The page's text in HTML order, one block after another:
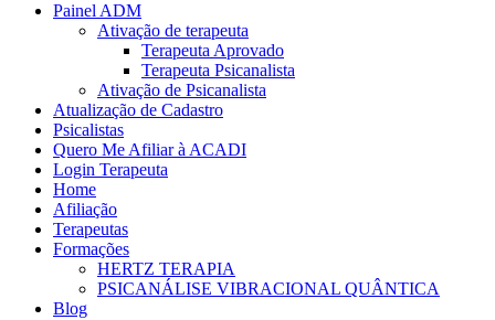
Painel ADM
Ativação de terapeuta
Terapeuta Aprovado
Terapeuta Psicanalista
Ativação de Psicanalista
Atualização de Cadastro
Psicalistas
Quero Me Afiliar à ACADI
Login Terapeuta
Home
Afiliação
Terapeutas
Formações
HERTZ TERAPIA
PSICANÁLISE VIBRACIONAL QUÂNTICA
Blog